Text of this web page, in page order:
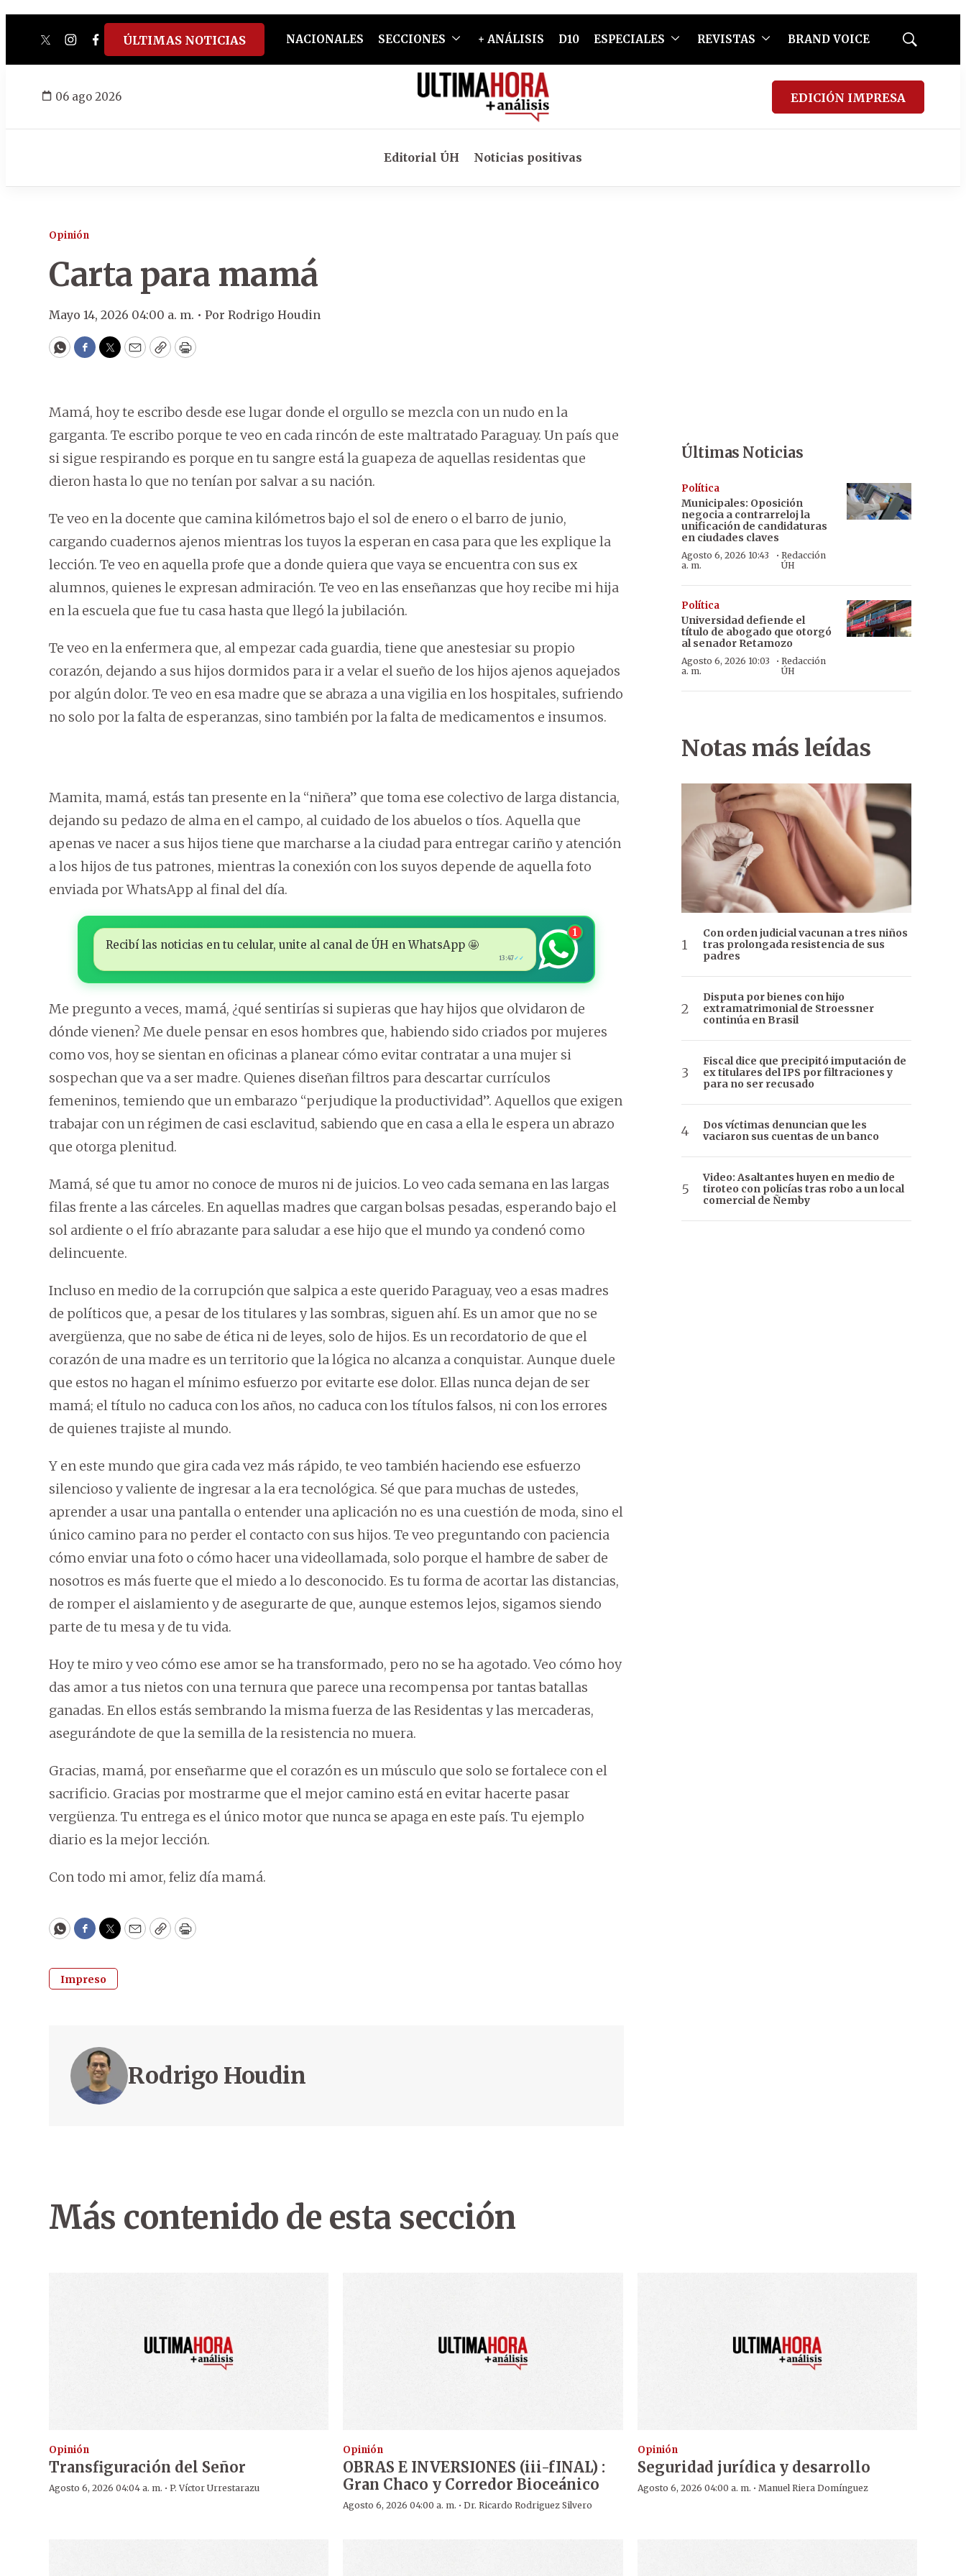
twitterinstagram
facebook
tiktokyoutube
spotify
ÚLTIMAS NOTICIAS NACIONALES SECCIONES + ANÁLISIS D10 ESPECIALES REVISTAS BRAND VOICE
Mostrar
06 ago 2026 EDICIÓN IMPRESA
Editorial ÚH Noticias positivas
Opinión
Carta para mamá
Mayo 14, 2026 04:00 a. m. • Por Rodrigo Houdin
WhatsApp
Facebook
Twitter
EmailCopyPrint
Mamá, hoy te escribo desde ese lugar donde el orgullo se mezcla con un nudo en la
garganta. Te escribo porque te veo en cada rincón de este maltratado Paraguay. Un país que
si sigue respirando es porque en tu sangre está la guapeza de aquellas residentas que
dieron hasta lo que no tenían por salvar a su nación.
Te veo en la docente que camina kilómetros bajo el sol de enero o el barro de junio,
cargando cuadernos ajenos mientras los tuyos la esperan en casa para que les explique la
lección. Te veo en aquella profe que a donde quiera que vaya se encuentra con sus ex
alumnos, quienes le expresan admiración. Te veo en las enseñanzas que hoy recibe mi hija
en la escuela que fue tu casa hasta que llegó la jubilación.
Te veo en la enfermera que, al empezar cada guardia, tiene que anestesiar su propio
corazón, dejando a sus hijos dormidos para ir a velar el sueño de los hijos ajenos aquejados
por algún dolor. Te veo en esa madre que se abraza a una vigilia en los hospitales, sufriendo
no solo por la falta de esperanzas, sino también por la falta de medicamentos e insumos.
Mamita, mamá, estás tan presente en la “niñera” que toma ese colectivo de larga distancia,
dejando su pedazo de alma en el campo, al cuidado de los abuelos o tíos. Aquella que
apenas ve nacer a sus hijos tiene que marcharse a la ciudad para entregar cariño y atención
a los hijos de tus patrones, mientras la conexión con los suyos depende de aquella foto
enviada por WhatsApp al final del día.
Recibí las noticias en tu celular, unite al canal de ÚH en WhatsApp 🤩
13:47✓✓
1
Me pregunto a veces, mamá, ¿qué sentirías si supieras que hay hijos que olvidaron de
dónde vienen? Me duele pensar en esos hombres que, habiendo sido criados por mujeres
como vos, hoy se sientan en oficinas a planear cómo evitar contratar a una mujer si
sospechan que va a ser madre. Quienes diseñan filtros para descartar currículos
femeninos, temiendo que un embarazo “perjudique la productividad”. Aquellos que exigen
trabajar con un régimen de casi esclavitud, sabiendo que en casa a ella le espera un abrazo
que otorga plenitud.
Mamá, sé que tu amor no conoce de muros ni de juicios. Lo veo cada semana en las largas
filas frente a las cárceles. En aquellas madres que cargan bolsas pesadas, esperando bajo el
sol ardiente o el frío abrazante para saludar a ese hijo que el mundo ya condenó como
delincuente.
Incluso en medio de la corrupción que salpica a este querido Paraguay, veo a esas madres
de políticos que, a pesar de los titulares y las sombras, siguen ahí. Es un amor que no se
avergüenza, que no sabe de ética ni de leyes, solo de hijos. Es un recordatorio de que el
corazón de una madre es un territorio que la lógica no alcanza a conquistar. Aunque duele
que estos no hagan el mínimo esfuerzo por evitarte ese dolor. Ellas nunca dejan de ser
mamá; el título no caduca con los años, no caduca con los títulos falsos, ni con los errores
de quienes trajiste al mundo.
Y en este mundo que gira cada vez más rápido, te veo también haciendo ese esfuerzo
silencioso y valiente de ingresar a la era tecnológica. Sé que para muchas de ustedes,
aprender a usar una pantalla o entender una aplicación no es una cuestión de moda, sino el
único camino para no perder el contacto con sus hijos. Te veo preguntando con paciencia
cómo enviar una foto o cómo hacer una videollamada, solo porque el hambre de saber de
nosotros es más fuerte que el miedo a lo desconocido. Es tu forma de acortar las distancias,
de romper el aislamiento y de asegurarte de que, aunque estemos lejos, sigamos siendo
parte de tu mesa y de tu vida.
Hoy te miro y veo cómo ese amor se ha transformado, pero no se ha agotado. Veo cómo hoy
das amor a tus nietos con una ternura que parece una recompensa por tantas batallas
ganadas. En ellos estás sembrando la misma fuerza de las Residentas y las mercaderas,
asegurándote de que la semilla de la resistencia no muera.
Gracias, mamá, por enseñarme que el corazón es un músculo que solo se fortalece con el
sacrificio. Gracias por mostrarme que el mejor camino está en evitar hacerte pasar
vergüenza. Tu entrega es el único motor que nunca se apaga en este país. Tu ejemplo
diario es la mejor lección.
Con todo mi amor, feliz día mamá.
WhatsApp
Facebook
Twitter
EmailCopyPrint
Impreso
Rodrigo Houdin
Últimas Noticias
Política
Municipales: Oposición
negocia a contrarreloj la
unificación de candidaturas
en ciudades claves
Agosto 6, 2026 10:43
a. m.
·Redacción
ÚH
Política
Universidad defiende el
título de abogado que otorgó
al senador Retamozo
Agosto 6, 2026 10:03
a. m.
·Redacción
ÚH
Notas más leídas
Con orden judicial vacunan a tres niños
tras prolongada resistencia de sus
padres
Disputa por bienes con hijo
extramatrimonial de Stroessner
continúa en Brasil
Fiscal dice que precipitó imputación de
ex titulares del IPS por filtraciones y
para no ser recusado
Dos víctimas denuncian que les
vaciaron sus cuentas de un banco
Video: Asaltantes huyen en medio de
tiroteo con policías tras robo a un local
comercial de Ñemby
Más contenido de esta sección
Opinión
Transfiguración del Señor
Agosto 6, 2026 04:04 a. m. · P. Víctor Urrestarazu
Opinión
OBRAS E INVERSIONES (iii-fINAL) :
Gran Chaco y Corredor Bioceánico
Agosto 6, 2026 04:00 a. m. ·Dr. Ricardo Rodriguez Silvero
Opinión
Seguridad jurídica y desarrollo
Agosto 6, 2026 04:00 a. m. · Manuel Riera Domínguez